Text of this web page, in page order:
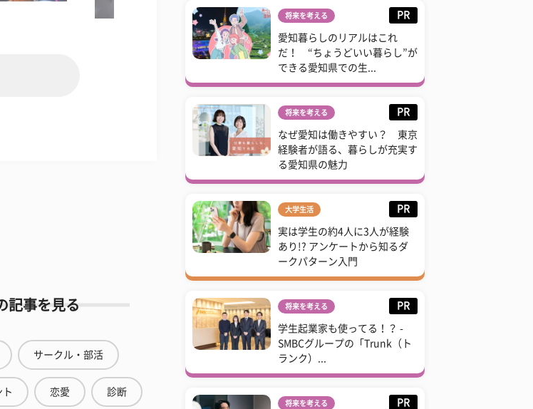
記事を見る
サークル・部活
ト 恋愛 診断
将来を考える PR
愛知暮らしのリアルはこれ
だ！ “ちょうどいい暮らし”が
できる愛知県での生...
将来を考える PR
なぜ愛知は働きやすい？ 東京
経験者が語る、暮らしが充実す
る愛知県の魅力
大学生活 PR
実は学生の約4人に3人が経験
あり!? アンケートから知るダ
ークパターン入門
将来を考える PR
学生起業家も使ってる！？ -
SMBCグループの「Trunk（ト
ランク）...
将来を考える PR